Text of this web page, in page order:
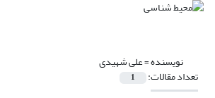
نویسنده =علی شهیدی
تعداد مقالات: 1